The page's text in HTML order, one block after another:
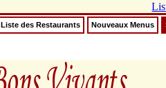
Liste des Restaurants Nouveaux Menus